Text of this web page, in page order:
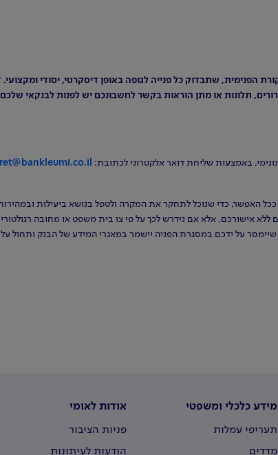
הפנימית, שתבדוק כל פנייה לגופה באופן דיסקרטי, יסודי
תלונות או מתן הוראות בקשר לחשבונכם יש לפנות לבנקאי
באמצעות שליחת דואר אלקטרוני לכתובת:
ככל האפשר, כדי שנוכל לתחקר את המקרה ולטפל בנושא ביעילות
אישורכם, אלא אם נידרש לכך על פי צו בית משפט או מחובה
על ידכם במסגרת הפניה יישמר במאגרי המידע של הבנק ותחול
מידע כלכלי ומשפטי
תעריפי עמלות
מדדים
אודות לאומי
פניות הציבור
הודעות לעיתונות